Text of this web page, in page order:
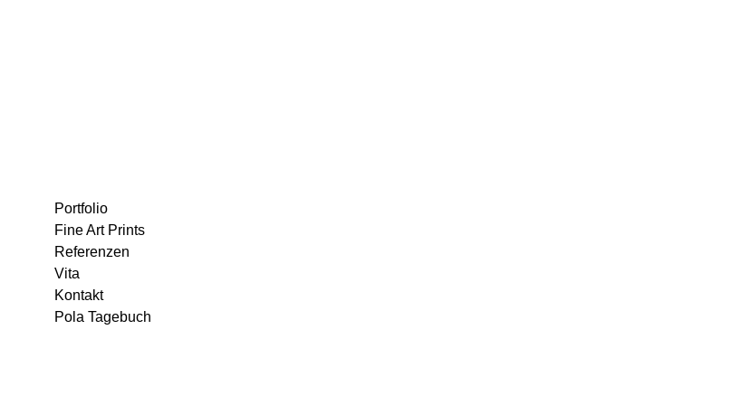
Portfolio
Fine Art Prints
Referenzen
Vita
Kontakt
Pola Tagebuch